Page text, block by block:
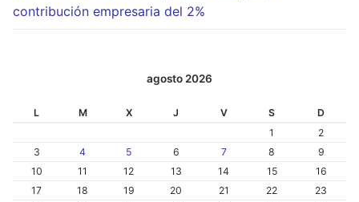
contribución empresaria del 2%
agosto 2026
L M X J V S
D
1
2
3
4 5 6 7 8
9
10
11 12 13 14 15
16
17
18 19 20 21 22
23